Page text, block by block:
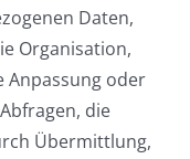
Daten,
Organisation,
Anpassung oder
die
Übermittlung,